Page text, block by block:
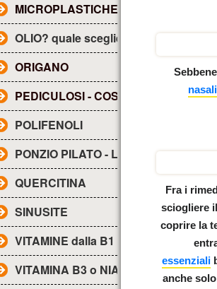
MICROPLASTICHE NEL SANGUE
OLIO? quale scegliere?
ORIGANO
PEDICULOSI - COS'E'?
POLIFENOLI
PONZIO PILATO - Lettera a TIBERIO
QUERCITINA
SINUSITE
VITAMINE dalla B1 alla B17
VITAMINA B3 o NIACINA
nasali
Fra i
sciogliere
coprire la
essenziali
anche solo